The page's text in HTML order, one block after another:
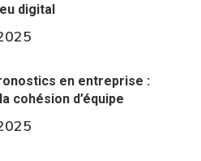
digital
en entreprise :
cohésion d’équipe